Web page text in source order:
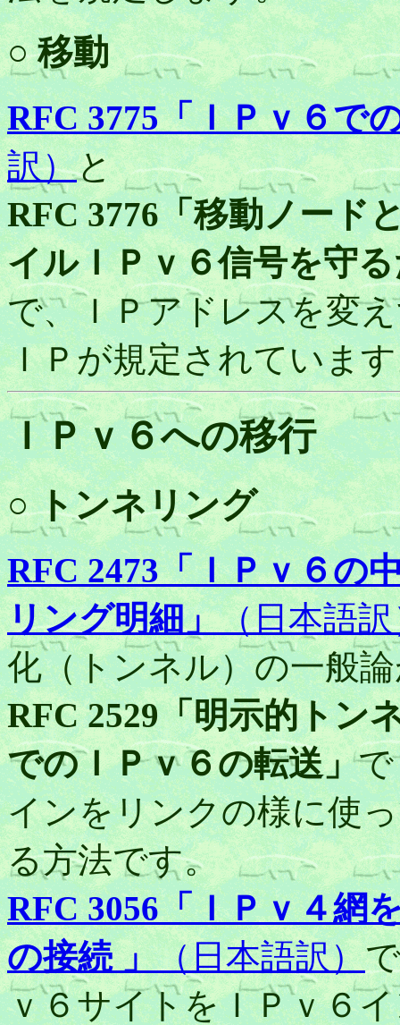
○ 移動
RFC 3775「ＩＰｖ６で
訳）と
RFC 3776「移動ノード
イルＩＰｖ６信号を守
で、ＩＰアドレスを変
ＩＰが規定されていま
ＩＰｖ６への移行
○ トンネリング
RFC 2473「ＩＰｖ６の
リング明細」（日本語
化（トンネル）の一般
RFC 2529「明示的トン
でのＩＰｖ６の転送」
インをリンクの様に使
る方法です。
RFC 3056「ＩＰｖ４網
の接続 」（日本語訳）
ｖ６サイトをＩＰｖ６